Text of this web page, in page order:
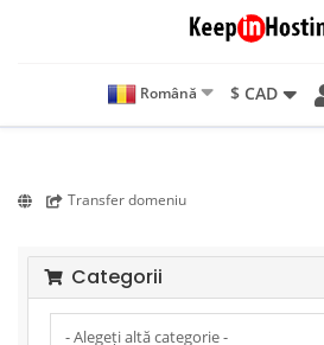
Română $ CAD
Transfer domeniu
Categorii